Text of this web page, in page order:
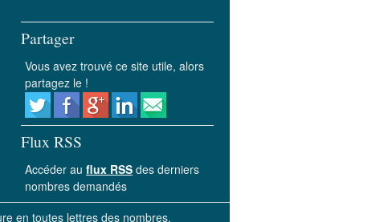
Partager
Vous avez trouvé ce site utile, alors
partagez le !
Flux RSS
Accéder au flux RSS des derniers
nombres demandés
en toutes lettres des nombres.